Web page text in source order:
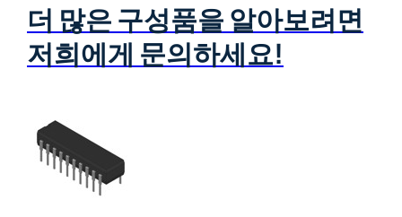
더 많은 구성품을 알아보려면
저희에게 문의하세요!